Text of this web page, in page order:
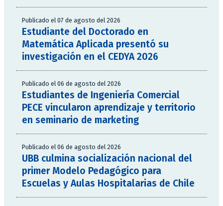
Publicado el 07 de agosto del 2026
Estudiante del Doctorado en
Matemática Aplicada presentó su
investigación en el CEDYA 2026
Publicado el 06 de agosto del 2026
Estudiantes de Ingeniería Comercial
PECE vincularon aprendizaje y territorio
en seminario de marketing
Publicado el 06 de agosto del 2026
UBB culmina socialización nacional del
primer Modelo Pedagógico para
Escuelas y Aulas Hospitalarias de Chile